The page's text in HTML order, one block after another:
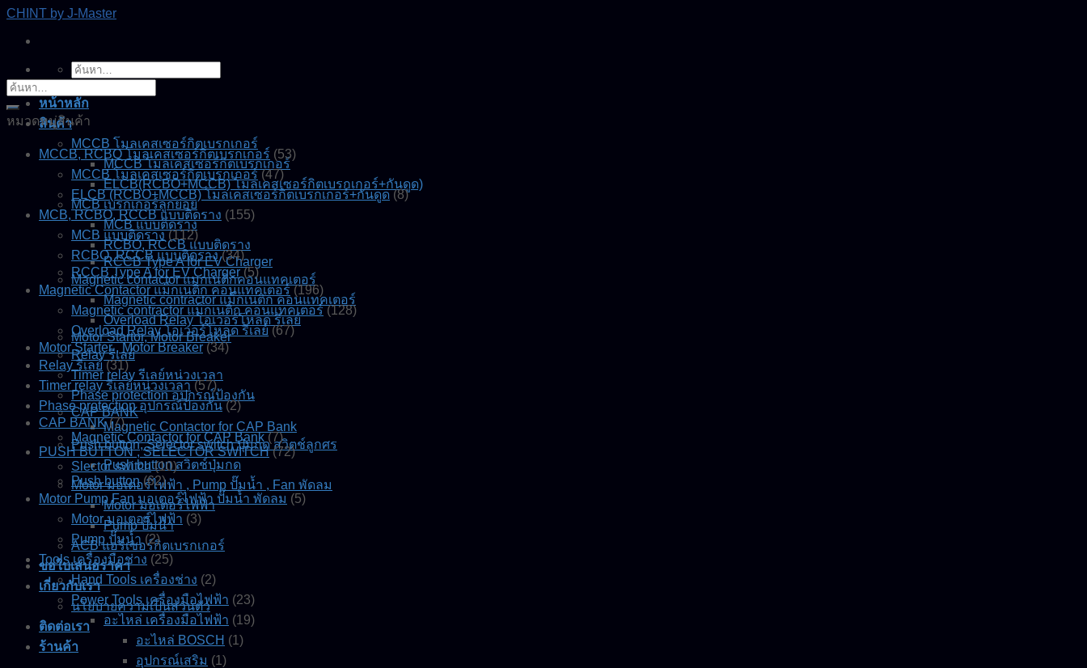
Skip
content
CHINT by J-Master
ค้นหา:
หน้าหลัก
สินค้า
MCCB โมลเคสเซอร์กิตเบรกเกอร์
MCCB โมลเคสเซอร์กิตเบรกเกอร์
ELCB(RCBO+MCCB) โมลเคสเซอร์กิตเบรกเกอร์+กันดูด)
MCB เบรกเกอร์ลูกย่อย
MCB แบบติดราง
RCBO, RCCB แบบติดราง
RCCB Type A for EV Charger
Magnetic contactor แมกเนติกคอนแทคเตอร์
Magnetic contractor แม็กเนติก คอนแทคเตอร์
Overload Relay โอเวอร์โหลด รีเลย์
Motor Startor, Motor Breaker
Relay รีเลย์
Timer relay รีเลย์หน่วงเวลา
Phase protection อุปกรณ์ป้องกัน
CAP BANK
Magnetic Contactor for CAP Bank
Push button, Selector switch ปุ่มกด สวิตช์ลูกศร
Push button สวิตช์ปุ่มกด
Motor มอเตอร์ไฟฟ้า , Pump ปั๊มน้ำ , Fan พัดลม
Motor มอเตอร์ไฟฟ้า
Pump ปั๊มน้ำ
ACB แอร์เซอร์กิตเบรกเกอร์
ขอใบเสนอราคา
เกี่ยวกับเรา
นโยบายความเป็นส่วนตัว
ติดต่อเรา
ร้านค้า
ค้นหา:
หมวดหมู่สินค้า
MCCB, RCBO โมลเคสเซอร์กิตเบรกเกอร์ (53)
MCCB โมลเคสเซอร์กิตเบรกเกอร์ (47)
ELCB (RCBO+MCCB) โมลเคสเซอร์กิตเบรกเกอร์+กันดูด (8)
MCB, RCBO, RCCB แบบติดราง (155)
MCB แบบติดราง (112)
RCBO, RCCB แบบติดราง (34)
RCCB Type A for EV Charger (5)
Magnetic Contactor แม็กเนติก คอนแทคเตอร์ (196)
Magnetic contractor แม็กเนติก คอนแทคเตอร์ (128)
Overload Relay โอเวอร์โหลด รีเลย์ (67)
Motor Starter , Motor Breaker (34)
Relay รีเลย์ (31)
Timer relay รีเลย์หน่วงเวลา (57)
Phase protection อุปกรณ์ป้องกัน (2)
CAP BANK (7)
Magnetic Contactor for CAP Bank (7)
PUSH BUTTON , SELECTOR SWITCH (72)
Slector switch (10)
Push button (62)
Motor Pump Fan มอเตอร์ไฟฟ้า ปั๊มน้ำ พัดลม (5)
Motor มอเตอร์ไฟฟ้า (3)
Pump ปั๊มน้ำ (2)
Tools เครื่องมือช่าง (25)
Hand Tools เครื่องช่าง (2)
Power Tools เครื่องมือไฟฟ้า (23)
อะไหล่ เครื่องมือไฟฟ้า (19)
อะไหล่ BOSCH (1)
อุปกรณ์เสริม (1)